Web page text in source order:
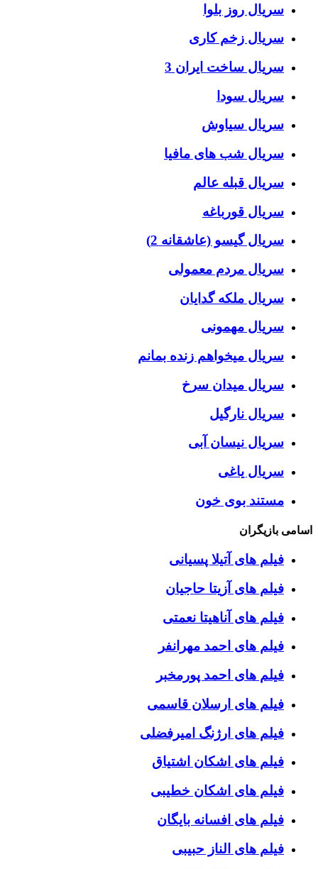
سریال روز بلوا
سریال زخم کاری
سریال ساخت ایران 3
سریال سودا
سریال سیاوش
سریال شب های مافیا
سریال قبله عالم
سریال قورباغه
سریال گیسو (عاشقانه 2)
سریال مردم معمولی
سریال ملکه گدایان
سریال مهمونی
سریال میخواهم زنده بمانم
سریال میدان سرخ
سریال نارگیل
سریال نیسان آبی
سریال یاغی
مستند بوی خون
اسامی بازیگران
فیلم های آتیلا پسیانی
فیلم های آزیتا حاجیان
فیلم های آناهیتا نعمتی
فیلم های احمد مهرانفر
فیلم های احمد پورمخبر
فیلم های ارسلان قاسمی
فیلم های ارژنگ امیرفضلی
فیلم های اشکان اشتیاق
فیلم های اشکان خطیبی
فیلم های افسانه بایگان
فیلم های الناز حبیبی